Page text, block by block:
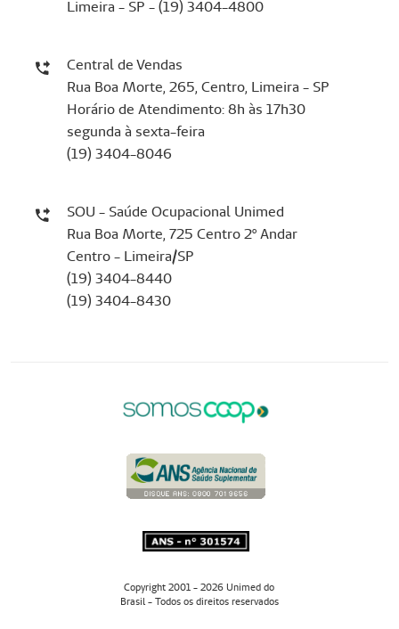
Limeira - SP - (19) 3404-4800
Central de Vendas
Rua Boa Morte, 265, Centro, Limeira - SP
Horário de Atendimento: 8h às 17h30
segunda à sexta-feira
(19) 3404-8046
SOU - Saúde Ocupacional Unimed
Rua Boa Morte, 725 Centro 2º Andar
Centro - Limeira/SP
(19) 3404-8440
(19) 3404-8430
Copyright 2001 - 2026 Unimed do
Brasil - Todos os direitos reservados